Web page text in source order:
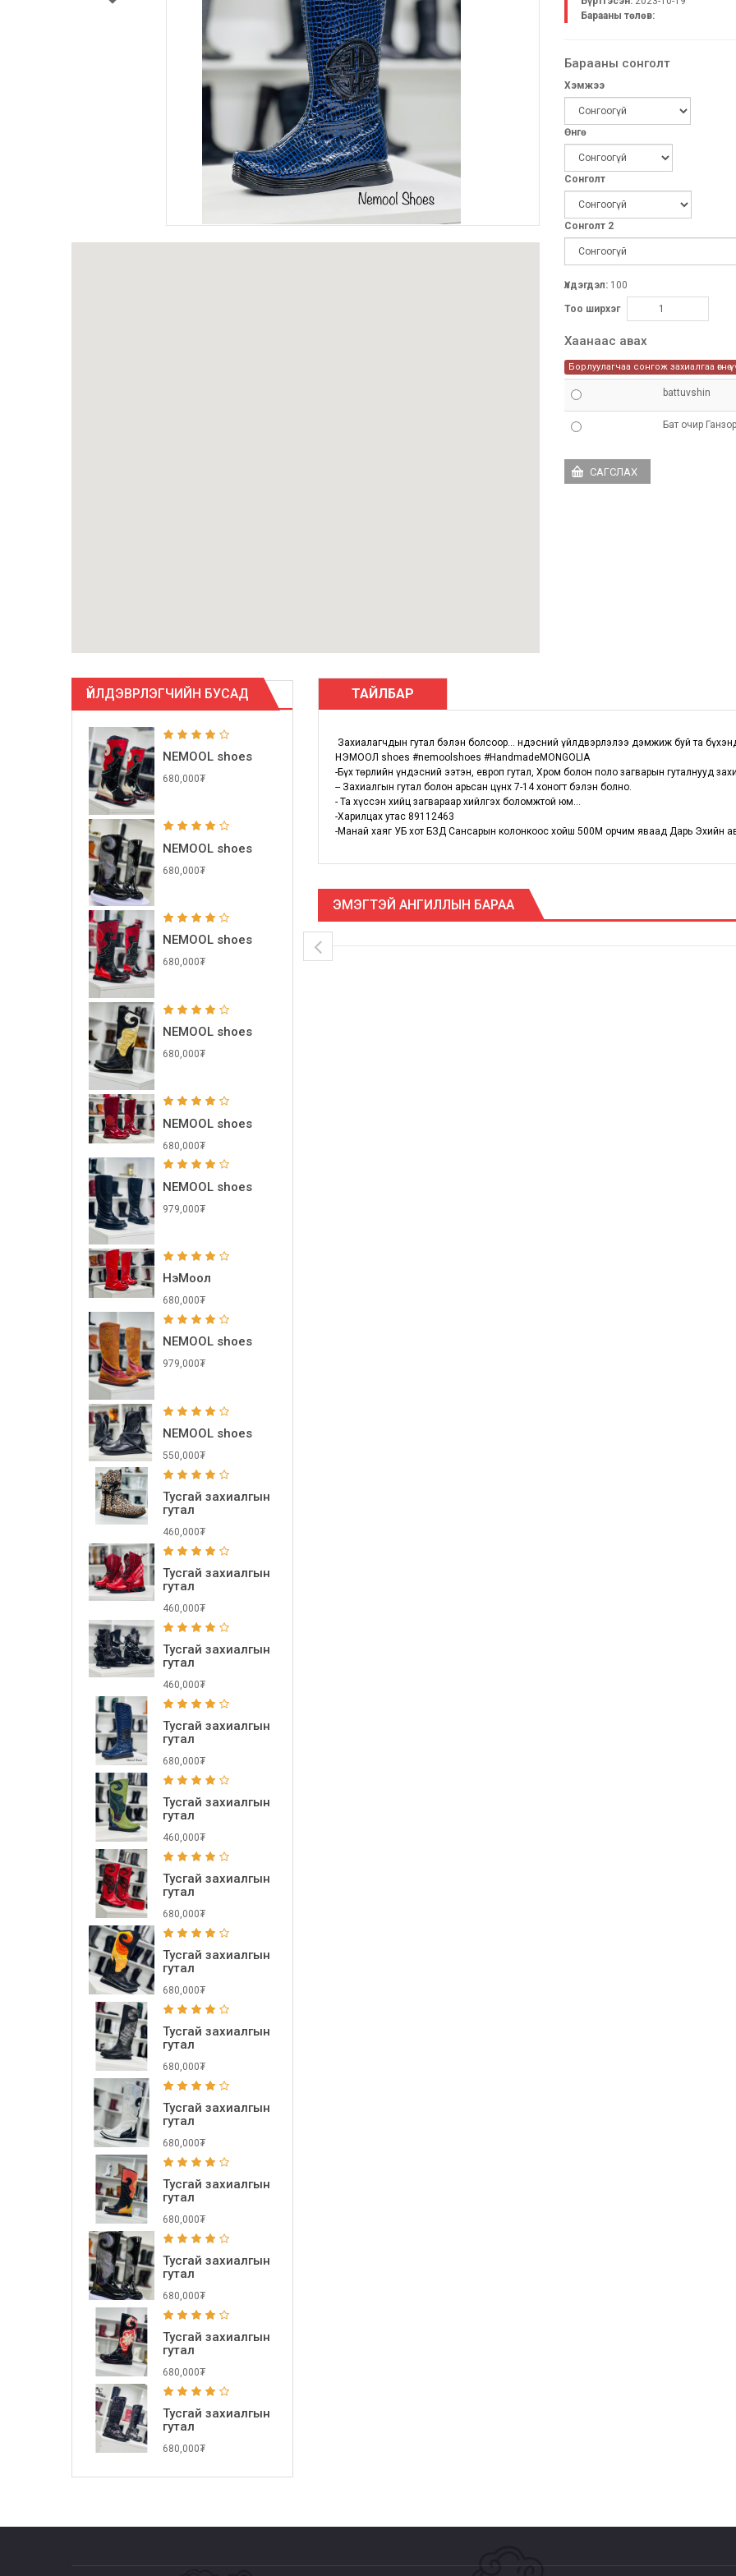
Барааны төлөв:
Барааны сонголт
Хэмжээ
Өнгө
Сонголт
Сонголт 2
Үлдэгдэл: 100
Тоо ширхэг
Хаанаас авах
Борлуулагчаа сонгож захиалгаа өгнө
battuvshin
Бат очир
ҮЙЛДЭВРЛЭГЧИЙН БУСАД
NEMOOL shoes
680,000₮
NEMOOL shoes
680,000₮
NEMOOL shoes
680,000₮
NEMOOL shoes
680,000₮
NEMOOL shoes
680,000₮
NEMOOL shoes
979,000₮
НэМоол
680,000₮
NEMOOL shoes
979,000₮
NEMOOL shoes
550,000₮
Тусгай захиалгын
гутал
460,000₮
Тусгай захиалгын
гутал
460,000₮
Тусгай захиалгын
гутал
460,000₮
Тусгай захиалгын
гутал
680,000₮
Тусгай захиалгын
гутал
460,000₮
Тусгай захиалгын
гутал
680,000₮
Тусгай захиалгын
гутал
680,000₮
Тусгай захиалгын
гутал
680,000₮
Тусгай захиалгын
гутал
680,000₮
Тусгай захиалгын
гутал
680,000₮
Тусгай захиалгын
гутал
680,000₮
Тусгай захиалгын
гутал
680,000₮
Тусгай захиалгын
гутал
680,000₮
ТАЙЛБАР
Захиалагчдын гутал бэлэн болсоор... Үндэсний үйлдвэрлэлээ дэмжиж буй та
НЭМООЛ shoes #nemoolshoes #HandmadeMONGOLIA
-Бүх төрлийн үндэсний ээтэн, европ гутал, Хром болон поло загварын гуталнууд
-- Захиалгын гутал болон арьсан цүнх 7-14 хоногт бэлэн болно.
- Та хүссэн хийц загвараар хийлгэх боломжтой юм...
-Харилцах утас 89112463
-Манай хаяг УБ хот БЗД Сансарын колонкоос хойш 500М орчим яваад Дарь Эхийн
ЭМЭГТЭЙ АНГИЛЛЫН БАРАА